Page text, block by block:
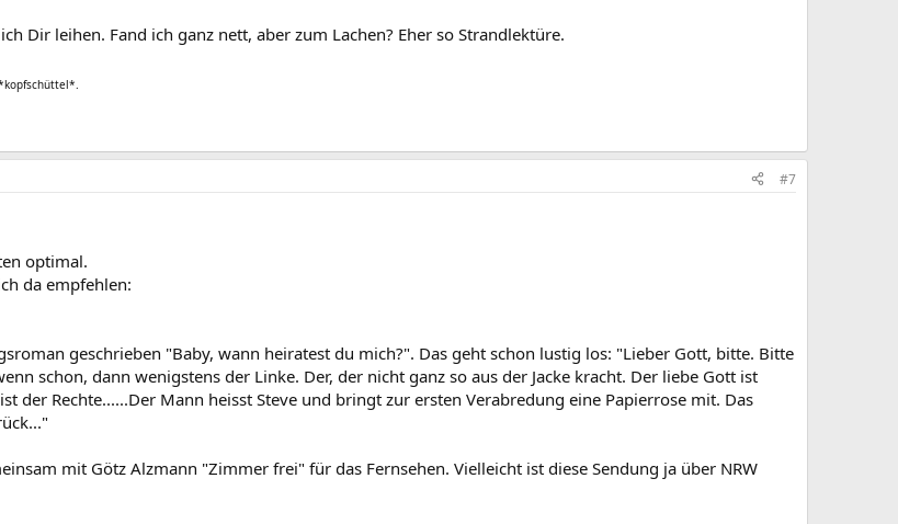
Dir leihen. Fand ich ganz nett, aber zum Lachen? Eher so Strandlektüre.
#7
optimal.
da empfehlen:
geschrieben "Baby, wann heiratest du mich?". Das geht schon lustig los: "Lieber Gott, bitte. Bitte
schon, dann wenigstens der Linke. Der, der nicht ganz so aus der Jacke kracht. Der liebe Gott ist
der Rechte......Der Mann heisst Steve und bringt zur ersten Verabredung eine Papierrose mit. Das
mit Götz Alzmann "Zimmer frei" für das Fernsehen. Vielleicht ist diese Sendung ja über NRW